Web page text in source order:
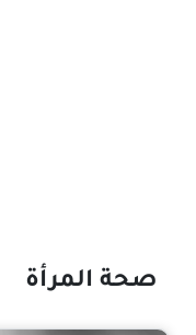
صحة المرأة